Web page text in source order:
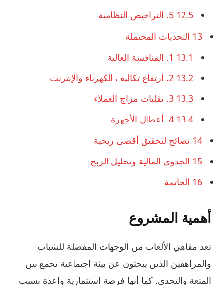
12.5
13 التحديات المحتملة
13.1
13.2
13.3
13.4
14 نصائح لتحقيق أقصى ربحية
15 الجدوى المالية وتحليل الربح
16 الخاتمة
أهمية المشروع
تعد مقاهي الألعاب من الوجهات المفضلة للشباب
والمراهقين الذين يبحثون عن بيئة اجتماعية تجمع بين
المتعة والتحدي. كما أنها فرصة استثمارية واعدة بسبب